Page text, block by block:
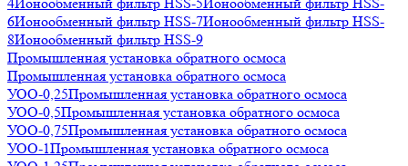
6Ионообменный фильтр HSS-7Ионообменный фильтр HSS-
8Ионообменный фильтр HSS-9
Промышленная установка обратного осмоса
Промышленная установка обратного осмоса
УОО-0,25Промышленная установка обратного осмоса
УОО-0,5Промышленная установка обратного осмоса
УОО-0,75Промышленная установка обратного осмоса
УОО-1Промышленная установка обратного осмоса